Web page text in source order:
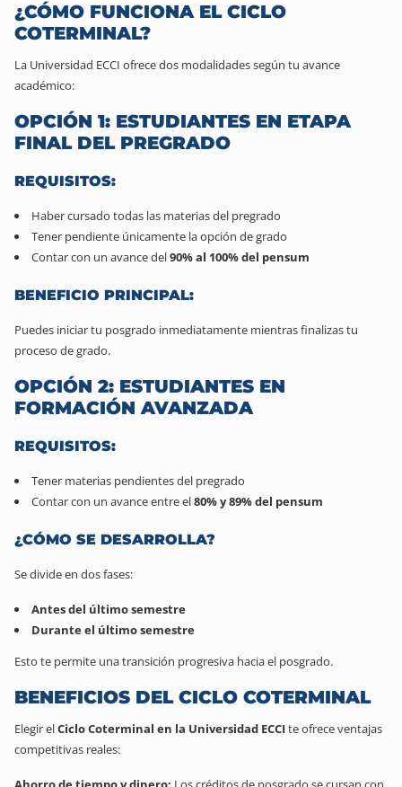
¿CÓMO FUNCIONA EL CICLO
COTERMINAL?
La Universidad ECCI ofrece dos modalidades según tu avance
académico:
OPCIÓN 1: ESTUDIANTES EN ETAPA
FINAL DEL PREGRADO
REQUISITOS:
Haber cursado todas las materias del pregrado
Tener pendiente únicamente la opción de grado
Contar con un avance del90% al 100% del pensum
BENEFICIO PRINCIPAL:
Puedes iniciar tu posgrado inmediatamente mientras finalizas tu
proceso de grado.
OPCIÓN 2: ESTUDIANTES EN
FORMACIÓN AVANZADA
REQUISITOS:
Tener materias pendientes del pregrado
Contar con un avance entre el80% y 89% del pensum
¿CÓMO SE DESARROLLA?
Se divide en dos fases:
Antes del último semestre
Durante el último semestre
Esto te permite una transición progresiva hacia el posgrado.
BENEFICIOS DEL CICLO COTERMINAL
Elegir elCiclo Coterminal en la Universidad ECCIte ofrece ventajas
competitivas reales: